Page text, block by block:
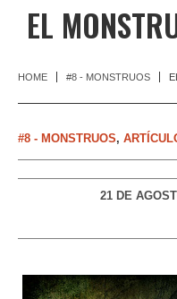
EL
HOME #8 - MONSTRUOS
#8 - MONSTRUOS,
21 DE